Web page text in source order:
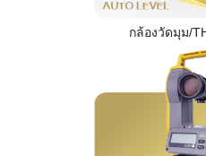
กล้องวัดมุม/